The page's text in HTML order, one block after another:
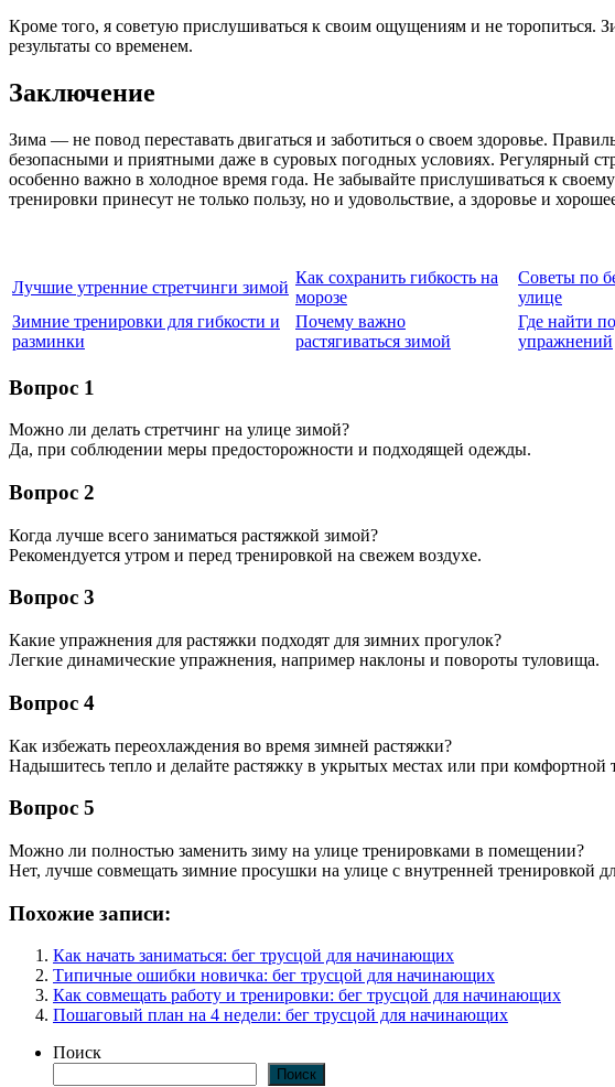
Кроме того, я советую прислушиваться к своим ощущениям и не торопиться.
результаты со временем.
Заключение
Зима — не повод переставать двигаться и заботиться о своем здоровье.
безопасными и приятными даже в суровых погодных условиях. Регулярный
особенно важно в холодное время года. Не забывайте прислушиваться к
тренировки принесут не только пользу, но и удовольствие, а здоровье и
Лучшие утренние стретчинги зимой
Как сохранить гибкость на
морозе
Советы по
улице
Зимние тренировки для гибкости и
разминки
Почему важно
растягиваться зимой
Где найти
упражнений
Вопрос 1
Можно ли делать стретчинг на улице зимой?
Да, при соблюдении меры предосторожности и подходящей одежды.
Вопрос 2
Когда лучше всего заниматься растяжкой зимой?
Рекомендуется утром и перед тренировкой на свежем воздухе.
Вопрос 3
Какие упражнения для растяжки подходят для зимних прогулок?
Легкие динамические упражнения, например наклоны и повороты туловища.
Вопрос 4
Как избежать переохлаждения во время зимней растяжки?
Надышитесь тепло и делайте растяжку в укрытых местах или при комфортной
Вопрос 5
Можно ли полностью заменить зиму на улице тренировками в помещении?
Нет, лучше совмещать зимние просушки на улице с внутренней тренировкой
Похожие записи:
Как начать заниматься: бег трусцой для начинающих
Типичные ошибки новичка: бег трусцой для начинающих
Как совмещать работу и тренировки: бег трусцой для начинающих
Пошаговый план на 4 недели: бег трусцой для начинающих
Поиск
Поиск